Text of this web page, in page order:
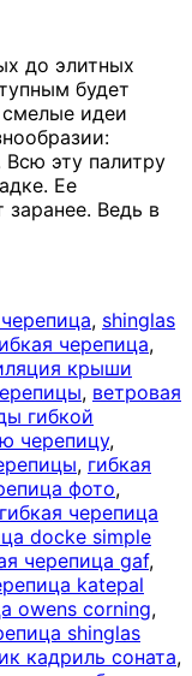
до элитных
будет
идеи
эту палитру
Ее
заранее. Ведь в
, shinglas
черепица,
крыши
, ветровая
гибкой
черепицу,
, гибкая
фото,
гибкая черепица
docke simple
черепица gaf,
katepal
owens corning,
shinglas
кадриль соната,